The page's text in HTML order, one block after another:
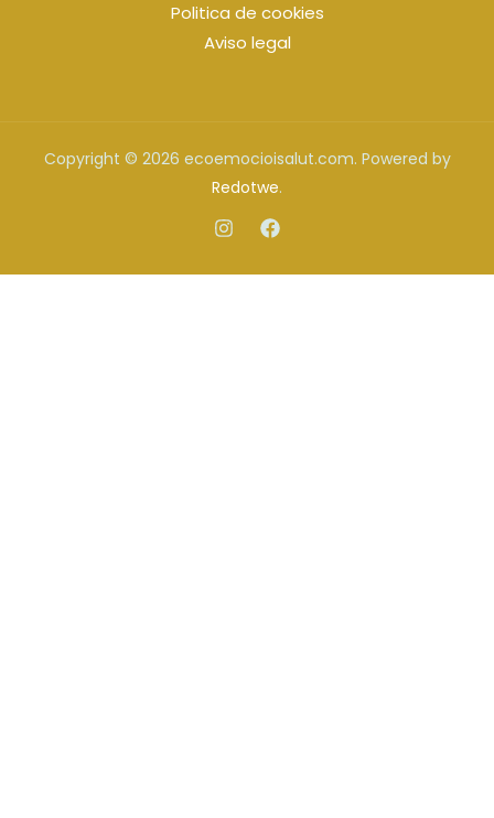
Politica de cookies
Aviso legal
Copyright © 2026 ecoemocioisalut.com. Powered by
Redotwe.